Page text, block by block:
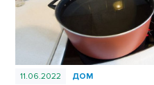
11.06.2022 ДОМ